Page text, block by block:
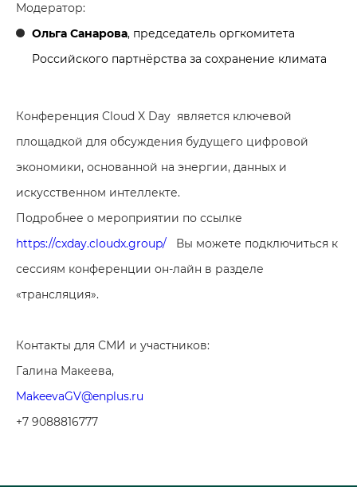
Модератор:
Ольга Санарова, председатель оргкомитета
Российского партнёрства за сохранение климата
Конференция Cloud X Day является ключевой
площадкой для обсуждения будущего цифровой
экономики, основанной на энергии, данных и
искусственном интеллекте.
Подробнее о мероприятии по ссылке
https://cxday.cloudx.group/ Вы можете подключиться к
сессиям конференции он-лайн в разделе
«трансляция».
Контакты для СМИ и участников:
Галина Макеева,
MakeevaGV@enplus.ru
+7 9088816777